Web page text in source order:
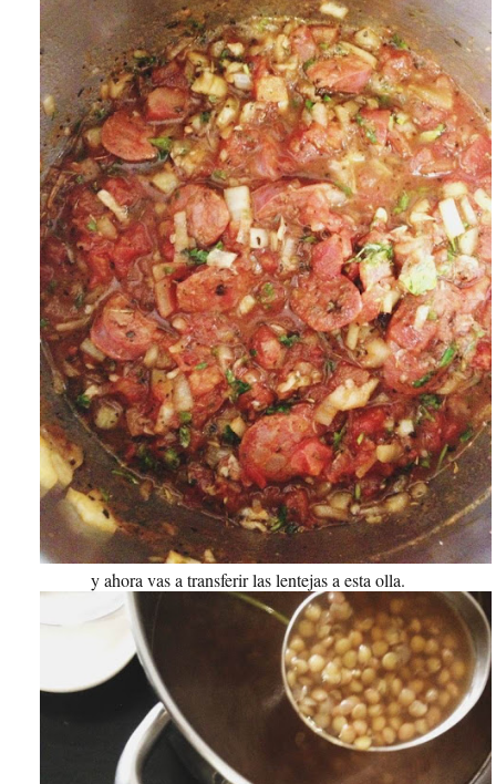
y ahora vas a transferir las lentejas a esta olla.